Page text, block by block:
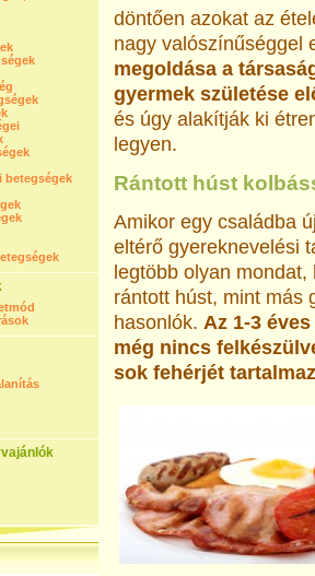
betegségek
döntően azokat az
nagy valószínűséggel
megoldása a
gyermek születése
és úgy alakítják ki
legyen.
Rántott húst
Amikor egy családba
eltérő gyereknevelési
legtöbb olyan
rántott húst, mint más
hasonlók. Az 1-3
még nincs
sok fehérjét